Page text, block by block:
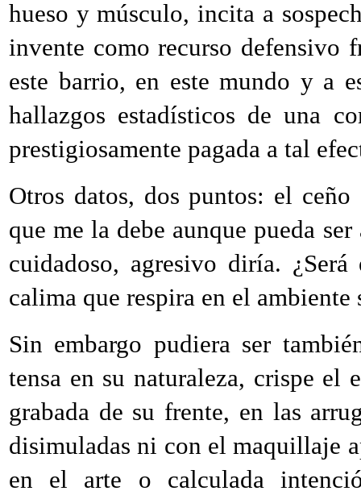
hueso y músculo, incita a
invente como recurso defensivo
este barrio, en este mundo y a
hallazgos estadísticos de una
prestigiosamente pagada a tal
Otros datos, dos puntos: el
que me la debe aunque pueda
cuidadoso, agresivo diría.
calima que respira en el ambiente
Sin embargo pudiera ser
tensa en su naturaleza, crispe el
grabada de su frente, en las
disimuladas ni con el maquillaje
en el arte o calculada